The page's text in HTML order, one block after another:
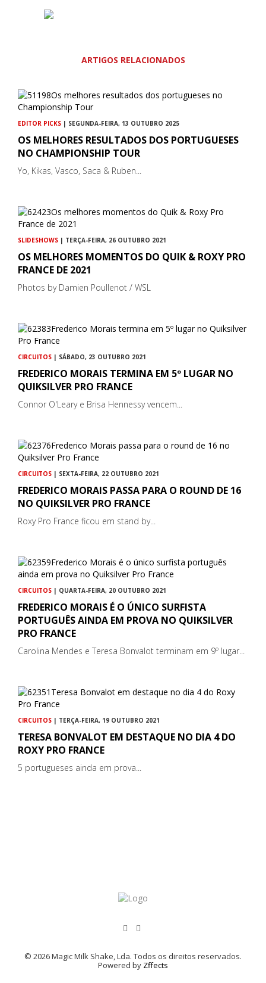
ARTIGOS RELACIONADOS
EDITOR PICKS | SEGUNDA-FEIRA, 13 OUTUBRO 2025
OS MELHORES RESULTADOS DOS PORTUGUESES
NO CHAMPIONSHIP TOUR
Yo, Kikas, Vasco, Saca & Ruben...
SLIDESHOWS | TERÇA-FEIRA, 26 OUTUBRO 2021
OS MELHORES MOMENTOS DO QUIK & ROXY PRO
FRANCE DE 2021
Photos by Damien Poullenot / WSL
CIRCUITOS | SÁBADO, 23 OUTUBRO 2021
FREDERICO MORAIS TERMINA EM 5º LUGAR NO
QUIKSILVER PRO FRANCE
Connor O'Leary e Brisa Hennessy vencem...
CIRCUITOS | SEXTA-FEIRA, 22 OUTUBRO 2021
FREDERICO MORAIS PASSA PARA O ROUND DE 16
NO QUIKSILVER PRO FRANCE
Roxy Pro France ficou em stand by...
CIRCUITOS | QUARTA-FEIRA, 20 OUTUBRO 2021
FREDERICO MORAIS É O ÚNICO SURFISTA
PORTUGUÊS AINDA EM PROVA NO QUIKSILVER
PRO FRANCE
Carolina Mendes e Teresa Bonvalot terminam em 9º lugar...
CIRCUITOS | TERÇA-FEIRA, 19 OUTUBRO 2021
TERESA BONVALOT EM DESTAQUE NO DIA 4 DO
ROXY PRO FRANCE
5 portugueses ainda em prova...
© 2026 Magic Milk Shake, Lda. Todos os direitos reservados.
Powered by Zffects